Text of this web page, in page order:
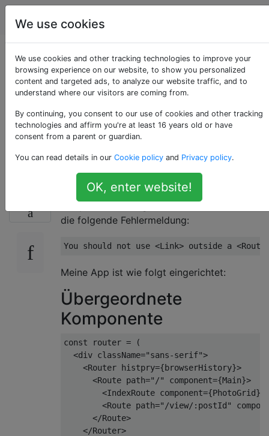
Programmierung
Sie sollten <Link>
nicht außerhalb eines
<Routers>
verwenden
Ich versuche, den React-Router in einer
Beispielanwendung einzurichten, und erhalte
die folgende Fehlermeldung:
Meine App ist wie folgt eingerichtet:
Übergeordnete
Komponente
const router = (
<div className="sans-serif">
<Router histpry={browserHistory}>
<Route path="/" component={Main}>
<IndexRoute component={PhotoGrid}
<Route path="/view/:postId"
</Route>
</Router>
We use cookies
We use cookies and other tracking technologies to improve your
browsing experience on our website, to show you personalized
content and targeted ads, to analyze our website traffic, and to
understand where our visitors are coming from.
By continuing, you consent to our use of cookies and other tracking
technologies and affirm you're at least 16 years old or have
consent from a parent or guardian.
You can read details in our Cookie policy and Privacy policy.
OK, enter website!